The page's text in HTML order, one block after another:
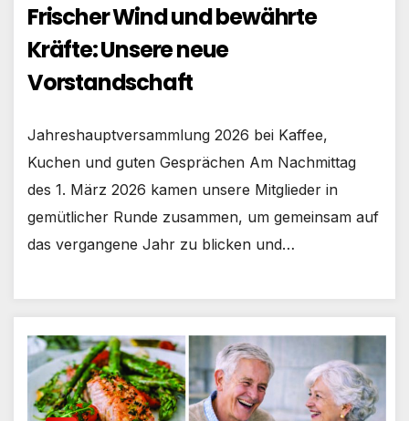
Frischer Wind und bewährte
Kräfte: Unsere neue
Vorstandschaft
Jahreshauptversammlung 2026 bei Kaffee,
Kuchen und guten Gesprächen Am Nachmittag
des 1. März 2026 kamen unsere Mitglieder in
gemütlicher Runde zusammen, um gemeinsam auf
das vergangene Jahr zu blicken und…